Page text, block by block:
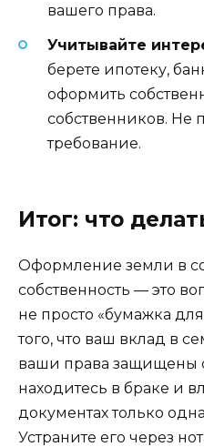
вашего права.
Учитывайте
берете ипотеку,
оформить
собственников. Не
требование.
Итог: что
Оформление земли в
собственность — это
не просто «бумажка
того, что ваш вклад в
ваши права защищены
находитесь в браке и
документах только
Устраните его через